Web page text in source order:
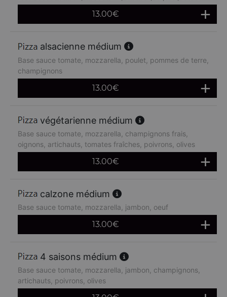
13.00€
alsacienne médium
Base sauce tomate, mozzarella, poulet, pommes de terre,
champignons
13.00€
végétarienne médium
Base sauce tomate, mozzarella, champignons frais,
oignons, artichauts, tomates fraîches, poivrons, olives
13.00€
calzone médium
Base sauce tomate, mozzarella, jambon, oeuf
13.00€
4 saisons médium
Base sauce tomate, mozzarella, jambon, champignons,
artichauts, poivrons, olives